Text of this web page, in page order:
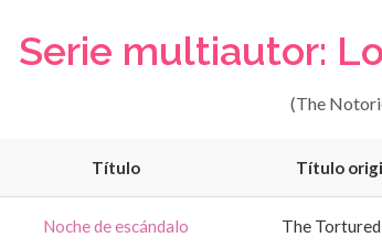
Serie multiautor:
(The
Título Título
Noche de escándalo The